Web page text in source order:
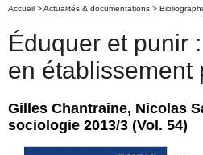
Accueil >Actualités & documentations >
Éduquer et punir
en établissement
Gilles Chantraine, Nicolas
sociologie 2013/3 (Vol. 54)